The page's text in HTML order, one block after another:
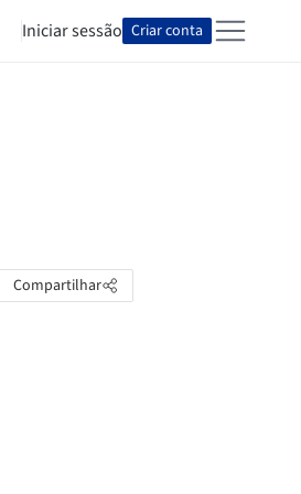
Iniciar sessão Criar conta
Compartilhar